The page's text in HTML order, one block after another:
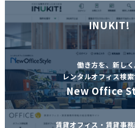
INUKIT!
働き方を、新し
レンタルオフィス検
New Office
賃貸オフィス・賃貸事